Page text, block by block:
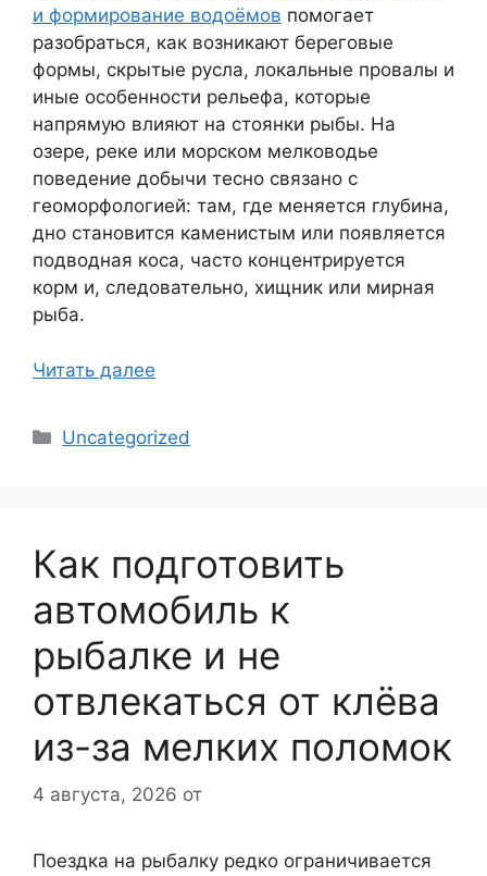
и формирование водоёмов помогает
разобраться, как возникают береговые
формы, скрытые русла, локальные провалы и
иные особенности рельефа, которые
напрямую влияют на стоянки рыбы. На
озере, реке или морском мелководье
поведение добычи тесно связано с
геоморфологией: там, где меняется глубина,
дно становится каменистым или появляется
подводная коса, часто концентрируется
корм и, следовательно, хищник или мирная
рыба.
Читать далее
Рубрики
Uncategorized
Как подготовить
автомобиль к
рыбалке и не
отвлекаться от клёва
из-за мелких поломок
4 августа, 2026 от
Поездка на рыбалку редко ограничивается